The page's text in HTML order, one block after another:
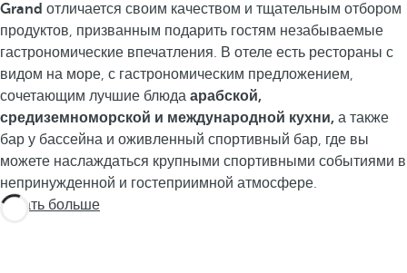
Grand отличается своим качеством и тщательным отбором
продуктов, призванным подарить гостям незабываемые
гастрономические впечатления. В отеле есть рестораны с
видом на море, с гастрономическим предложением,
сочетающим лучшие блюда арабской,
средиземноморской и международной кухни, а также
бар у бассейна и оживленный спортивный бар, где вы
можете наслаждаться крупными спортивными событиями в
непринужденной и гостеприимной атмосфере.
Узнать больше